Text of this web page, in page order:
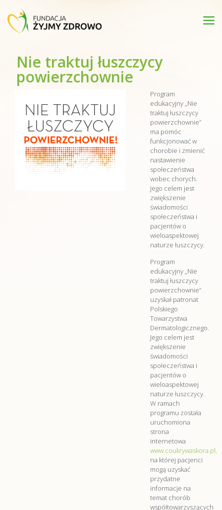
Nie traktuj łuszczycy
powierzchownie
Program
edukacyjny „Nie
traktuj łuszczycy
powierzchownie”
ma pomóc
funkcjonować w
chorobie i zmienić
nastawienie
społeczeństwa
wobec chorych.
Jego celem jest
zwiększenie
świadomości
społeczeństwa i
pacjentów o
wieloaspektowej
naturze łuszczycy.
Program
edukacyjny „Nie
traktuj łuszczycy
powierzchownie”
uzyskał patronat
Polskiego
Towarzystwa
Dermatologicznego.
Jego celem jest
zwiększenie
świadomości
społeczeństwa i
pacjentów o
wieloaspektowej
naturze łuszczycy.
W ramach
programu została
uruchomiona
strona
internetowa
www.coukrywaskora.pl,
na której pacjenci
mogą uzyskać
przydatne
informacje na
temat chorób
współtowarzyszących